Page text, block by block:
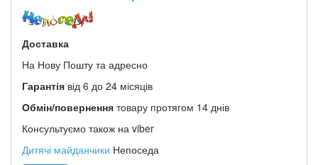
Доставка
На Нову Пошту та адресно
Гарантія від 6 до 24 місяців
Обмін/повернення товару протягом 14 днів
Консультуємо також на viber
Дитячі майданчики Непоседа